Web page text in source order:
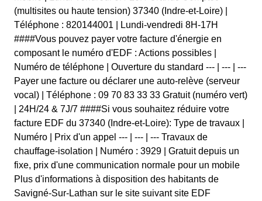
(multisites ou haute tension) 37340 (Indre-et-Loire) |
Téléphone : 820144001 | Lundi-vendredi 8H-17H
####Vous pouvez payer votre facture d'énergie en
composant le numéro d'EDF : Actions possibles |
Numéro de téléphone | Ouverture du standard --- | --- | ---
Payer une facture ou déclarer une auto-relève (serveur
vocal) | Téléphone : 09 70 83 33 33 Gratuit (numéro vert)
| 24H/24 & 7J/7 ####Si vous souhaitez réduire votre
facture EDF du 37340 (Indre-et-Loire): Type de travaux |
Numéro | Prix d'un appel --- | --- | --- Travaux de
chauffage-isolation | Numéro : 3929 | Gratuit depuis un
fixe, prix d'une communication normale pour un mobile
Plus d'informations à disposition des habitants de
Savigné-Sur-Lathan sur le site suivant site EDF